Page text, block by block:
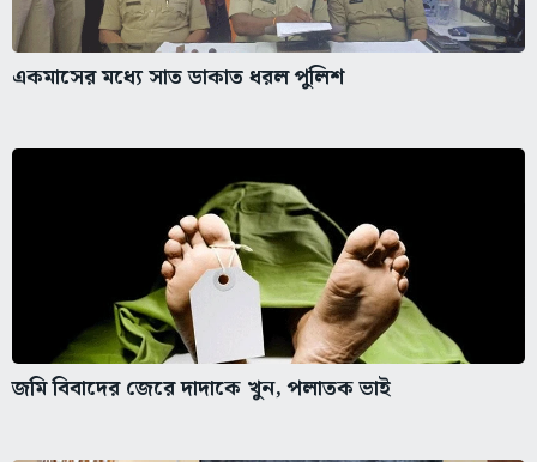
একমাসের মধ্যে সাত ডাকাত ধরল পুলিশ
জমি বিবাদের জেরে দাদাকে খুন, পলাতক ভাই